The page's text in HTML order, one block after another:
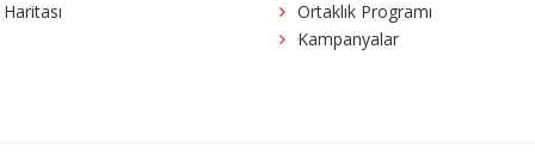
Ortaklık Programı
Kampanyalar